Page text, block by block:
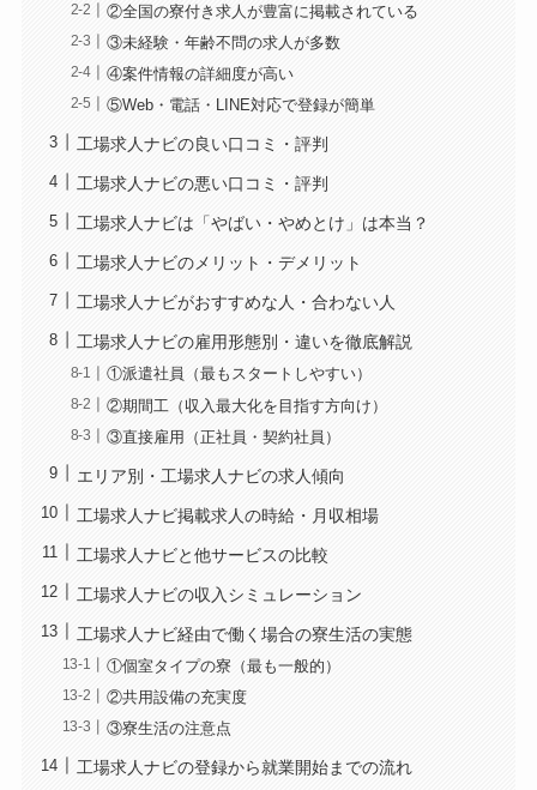
②全国の寮付き求人が豊富に掲載されている
③未経験・年齢不問の求人が多数
④案件情報の詳細度が高い
⑤Web・電話・LINE対応で登録が簡単
工場求人ナビの良い口コミ・評判
工場求人ナビの悪い口コミ・評判
工場求人ナビは「やばい・やめとけ」は本当？
工場求人ナビのメリット・デメリット
工場求人ナビがおすすめな人・合わない人
工場求人ナビの雇用形態別・違いを徹底解説
①派遣社員（最もスタートしやすい）
②期間工（収入最大化を目指す方向け）
③直接雇用（正社員・契約社員）
エリア別・工場求人ナビの求人傾向
工場求人ナビ掲載求人の時給・月収相場
工場求人ナビと他サービスの比較
工場求人ナビの収入シミュレーション
工場求人ナビ経由で働く場合の寮生活の実態
①個室タイプの寮（最も一般的）
②共用設備の充実度
③寮生活の注意点
工場求人ナビの登録から就業開始までの流れ